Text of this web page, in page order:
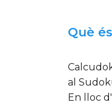
Què
al
En lloc